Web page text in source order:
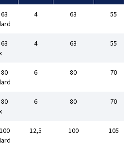
4 63 55
4 63 55
6 80 70
6 80 70
12,5 100 105